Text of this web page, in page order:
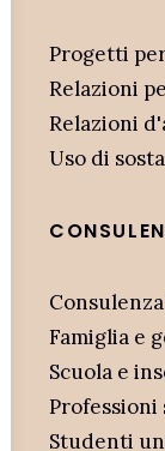
Progetti
Relazioni
Relazioni
Uso di
Famiglia e
Scuola e
Professioni
Studenti